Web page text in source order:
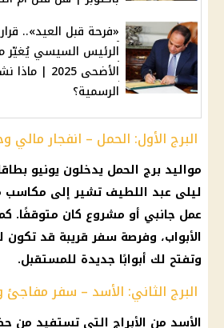
«فرحة قبل العيد»..
الرئيس السيسي يُغيّر
الأضحى 2025
الرسمية؟
البرج الأول: الحمل – انفجار مالي
مواليد برج الحمل يدخلون يونيو
ليلى عبد اللطيف تشير إلى مكاسب
عمل جانبي أو مشروع كان متوقفًا.
الأبواب، وفرصة سفر قريبة قد تكون
وتفتح لك أبوابًا جديدة للمستقبل.
البرج الثاني: الأسد – سفر
الأسد من الأبراج التي تستفيد من